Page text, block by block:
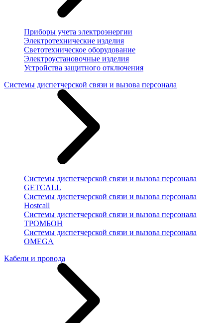
Приборы учета электроэнергии
Электротехнические изделия
Светотехническое оборудование
Электроустановочные изделия
Устройства защитного отключения
Системы диспетчерской связи и вызова персонала
Системы диспетчерской связи и вызова персонала
GETCALL
Системы диспетчерской связи и вызова персонала
Hostcall
Системы диспетчерской связи и вызова персонала
ТРОМБОН
Системы диспетчерской связи и вызова персонала
OMEGA
Кабели и провода